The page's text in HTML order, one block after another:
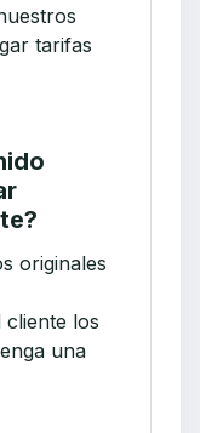
tarifas
originales
los
una